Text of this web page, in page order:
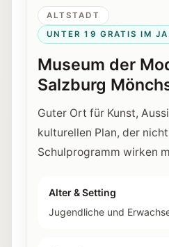
ALTSTADT
UNTER 19 GRATIS IM
Museum der
Salzburg
Guter Ort für Kunst,
kulturellen Plan, der
Schulprogramm wirken
Alter & Setting
Jugendliche und